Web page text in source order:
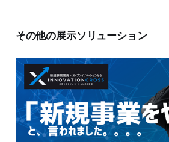
その他の展示ソリューション